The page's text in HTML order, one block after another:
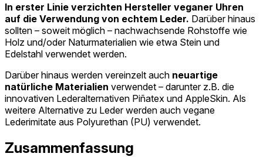
In erster Linie verzichten Hersteller veganer Uhren
auf die Verwendung von echtem Leder. Darüber hinaus
sollten – soweit möglich – nachwachsende Rohstoffe wie
Holz und/oder Naturmaterialien wie etwa Stein und
Edelstahl verwendet werden.
Darüber hinaus werden vereinzelt auch neuartige
natürliche Materialien verwendet – darunter z.B. die
innovativen Lederalternativen Piñatex und AppleSkin. Als
weitere Alternative zu Leder werden auch vegane
Lederimitate aus Polyurethan (PU) verwendet.
Zusammenfassung